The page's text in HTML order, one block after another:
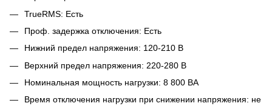
TrueRMS: Есть
Проф. задержка отключения: Есть
Нижний предел напряжения: 120-210 В
Верхний предел напряжения: 220-280 В
Номинальная мощность нагрузки: 8 800 ВА
Время отключения нагрузки при снижении напряжения: не